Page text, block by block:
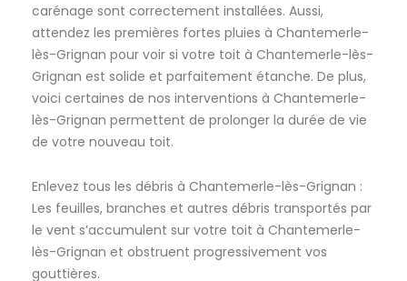
carénage sont correctement installées. Aussi,
attendez les premières fortes pluies à Chantemerle-
lès-Grignan pour voir si votre toit à Chantemerle-lès-
Grignan est solide et parfaitement étanche. De plus,
voici certaines de nos interventions à Chantemerle-
lès-Grignan permettent de prolonger la durée de vie
de votre nouveau toit.
Enlevez tous les débris à Chantemerle-lès-Grignan :
Les feuilles, branches et autres débris transportés par
le vent s’accumulent sur votre toit à Chantemerle-
lès-Grignan et obstruent progressivement vos
gouttières.